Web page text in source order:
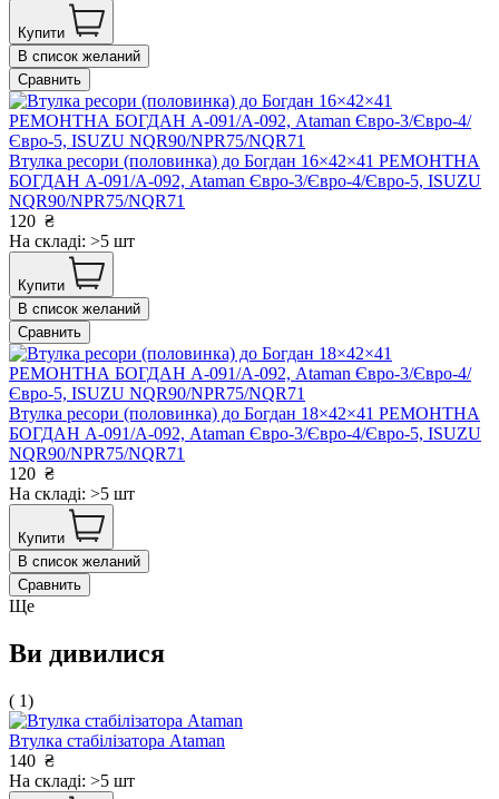
Купити
В список желаний
Сравнить
Втулка ресори (половинка) до Богдан 16×42×41 РЕМОНТНА
БОГДАН А-091/А-092, Ataman Євро-3/Євро-4/Євро-5, ISUZU
NQR90/NPR75/NQR71
120 ₴
На складі: >5 шт
Купити
В список желаний
Сравнить
Втулка ресори (половинка) до Богдан 18×42×41 РЕМОНТНА
БОГДАН А-091/А-092, Ataman Євро-3/Євро-4/Євро-5, ISUZU
NQR90/NPR75/NQR71
120 ₴
На складі: >5 шт
Купити
В список желаний
Сравнить
Ще
Ви дивилися
( 1)
Втулка стабілізатора Ataman
140 ₴
На складі: >5 шт